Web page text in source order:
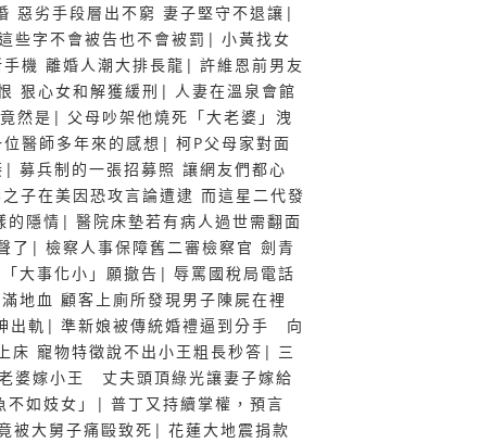
惡劣手段層出不窮 妻子堅守不退讓 |
些字不會被告也不會被罰 | 小黃找女
機 離婚人潮大排長龍 | 許維恩前男友
狠心女和解獲緩刑 | 人妻在溫泉會館
然是 | 父母吵架他燒死「大老婆」洩
醫師多年來的感想 | 柯P父母家對面
| 募兵制的一張招募照 讓網友們都心
子在美因恐攻言論遭逮 而這星二代發
的隱情 | 醫院床墊若有病人過世需翻面
了 | 檢察人事保障舊二審檢察官 劍青
大事化小」願撤告 | 辱罵國稅局電話
地血 顧客上廁所發現男子陳屍在裡
出軌 | 準新娘被傳統婚禮逼到分手 向
床 寵物特徵說不出小王粗長秒答 | 三
婆嫁小王 丈夫頭頂綠光讓妻子嫁給
如妓女」 | 普丁又持續掌權，預言
被大舅子痛毆致死 | 花蓮大地震捐款